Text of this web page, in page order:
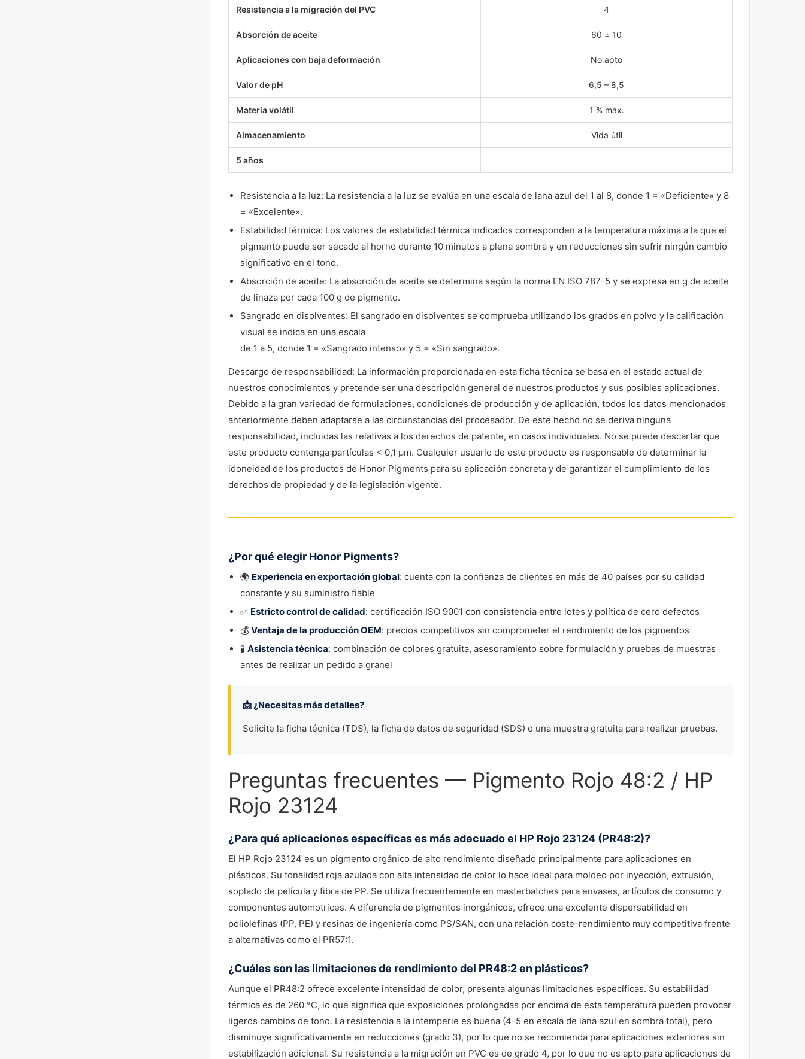
Resistencia a la migración del PVC 4
Absorción de aceite 60 ± 10
Aplicaciones con baja deformación No apto
Valor de pH 6,5 – 8,5
Materia volátil 1 % máx.
Almacenamiento Vida útil
5 años
Resistencia a la luz: La resistencia a la luz se evalúa en una escala de lana azul del 1 al 8, donde 1 = «Deficiente» y 8
= «Excelente».
Estabilidad térmica: Los valores de estabilidad térmica indicados corresponden a la temperatura máxima a la que el
pigmento puede ser secado al horno durante 10 minutos a plena sombra y en reducciones sin sufrir ningún cambio
significativo en el tono.
Absorción de aceite: La absorción de aceite se determina según la norma EN ISO 787-5 y se expresa en g de aceite
de linaza por cada 100 g de pigmento.
Sangrado en disolventes: El sangrado en disolventes se comprueba utilizando los grados en polvo y la calificación
visual se indica en una escala
de 1 a 5, donde 1 = «Sangrado intenso» y 5 = «Sin sangrado».
Descargo de responsabilidad: La información proporcionada en esta ficha técnica se basa en el estado actual de
nuestros conocimientos y pretende ser una descripción general de nuestros productos y sus posibles aplicaciones.
Debido a la gran variedad de formulaciones, condiciones de producción y de aplicación, todos los datos mencionados
anteriormente deben adaptarse a las circunstancias del procesador. De este hecho no se deriva ninguna
responsabilidad, incluidas las relativas a los derechos de patente, en casos individuales. No se puede descartar que
este producto contenga partículas < 0,1 μm. Cualquier usuario de este producto es responsable de determinar la
idoneidad de los productos de Honor Pigments para su aplicación concreta y de garantizar el cumplimiento de los
derechos de propiedad y de la legislación vigente.
¿Por qué elegir Honor Pigments?
🌍 Experiencia en exportación global: cuenta con la confianza de clientes en más de 40 países por su calidad
constante y su suministro fiable
✅ Estricto control de calidad: certificación ISO 9001 con consistencia entre lotes y política de cero defectos
💰 Ventaja de la producción OEM: precios competitivos sin comprometer el rendimiento de los pigmentos
🧪 Asistencia técnica: combinación de colores gratuita, asesoramiento sobre formulación y pruebas de muestras
antes de realizar un pedido a granel
📩 ¿Necesitas más detalles?
Solicite la ficha técnica (TDS), la ficha de datos de seguridad (SDS) o una muestra gratuita para realizar pruebas.
Preguntas frecuentes — Pigmento Rojo 48:2 / HP
Rojo 23124
¿Para qué aplicaciones específicas es más adecuado el HP Rojo 23124 (PR48:2)?
El HP Rojo 23124 es un pigmento orgánico de alto rendimiento diseñado principalmente para aplicaciones en
plásticos. Su tonalidad roja azulada con alta intensidad de color lo hace ideal para moldeo por inyección, extrusión,
soplado de película y fibra de PP. Se utiliza frecuentemente en masterbatches para envases, artículos de consumo y
componentes automotrices. A diferencia de pigmentos inorgánicos, ofrece una excelente dispersabilidad en
poliolefinas (PP, PE) y resinas de ingeniería como PS/SAN, con una relación coste-rendimiento muy competitiva frente
a alternativas como el PR57:1.
¿Cuáles son las limitaciones de rendimiento del PR48:2 en plásticos?
Aunque el PR48:2 ofrece excelente intensidad de color, presenta algunas limitaciones específicas. Su estabilidad
térmica es de 260 °C, lo que significa que exposiciones prolongadas por encima de esta temperatura pueden provocar
ligeros cambios de tono. La resistencia a la intemperie es buena (4-5 en escala de lana azul en sombra total), pero
disminuye significativamente en reducciones (grado 3), por lo que no se recomienda para aplicaciones exteriores sin
estabilización adicional. Su resistencia a la migración en PVC es de grado 4, por lo que no es apto para aplicaciones de